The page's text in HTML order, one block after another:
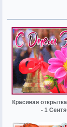
Красивая
- 1